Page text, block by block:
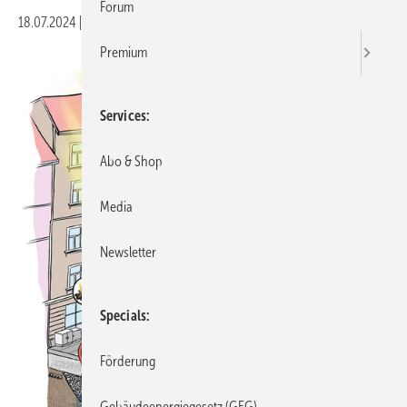
18.07.2024
Forum
Premium
Services
Abo & Shop
Media
Newsletter
Specials
Förderung